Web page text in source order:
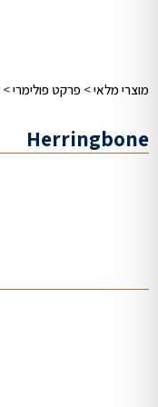
מוצרי מלאי> פרקט פולימרי>
Herringbone